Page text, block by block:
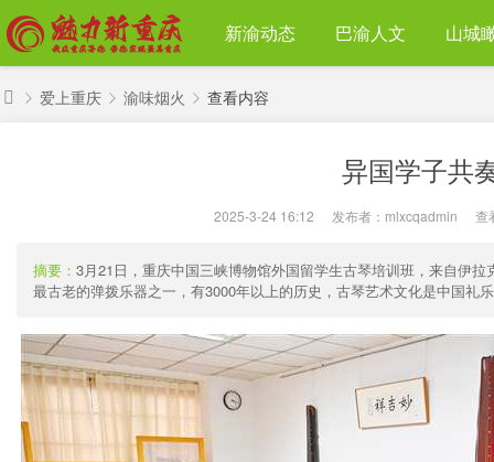
新渝动态 巴渝人文 山城
爱上重庆 渝味烟火 查看内容
异国学子共
2025-3-24 16:12 发布者： mlxcqadmin 查
摘要： 3月21日，重庆中国三峡博物馆外国留学生古琴培训班，来自伊
最古老的弹拨乐器之一，有3000年以上的历史，古琴艺术文化是中国礼